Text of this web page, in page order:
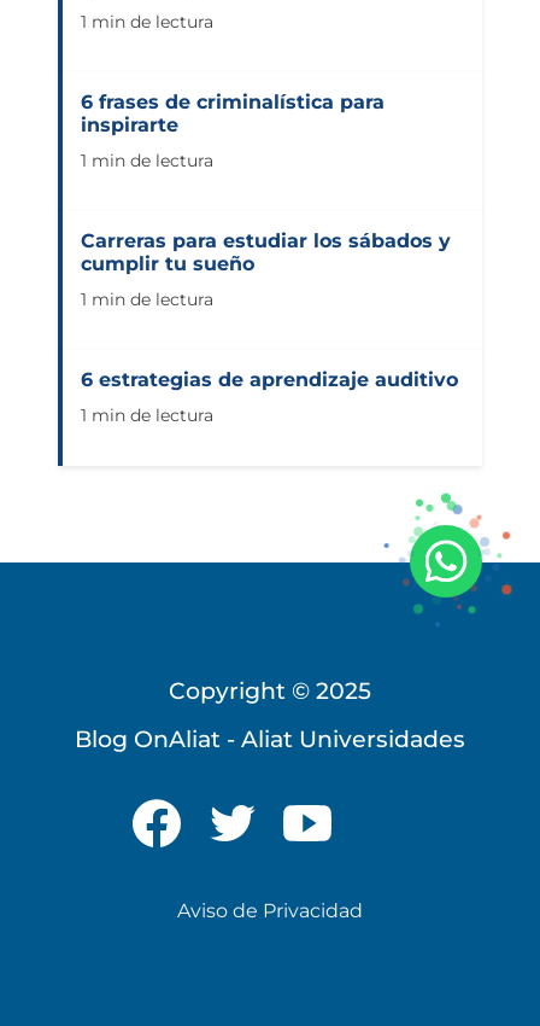
1 min de lectura
6 frases de criminalística para
inspirarte
1 min de lectura
Carreras para estudiar los sábados y
cumplir tu sueño
1 min de lectura
6 estrategias de aprendizaje auditivo
1 min de lectura
Copyright © 2025
Blog OnAliat - Aliat Universidades
Aviso de Privacidad
Universidad Virtual
solo para nuevo ingreso